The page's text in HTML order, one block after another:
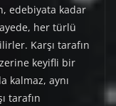
edebiyata kadar
her türlü
Karşı tarafın
keyifli bir
kalmaz, aynı
tarafın